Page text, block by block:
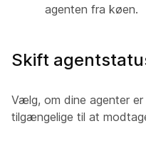
agenten fra køen.
Skift
Vælg, om dine agenter
tilgængelige til at